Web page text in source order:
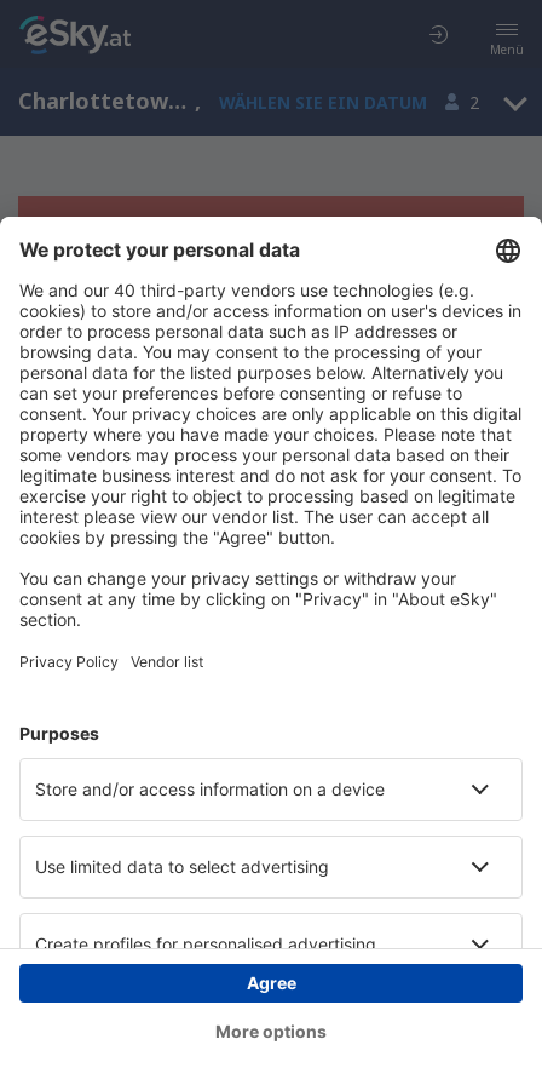
Menü
Charlottetown, Charlottetown Airport, Prinz-Edward-Insel, Kanada (YYG) , WÄHLEN SIE EIN DATUM 2
Es tut uns leid, wir können keine
Ergebnisse aufzeigen
Bitte starten Sie Ihre Suche erneut mit anderen Suchkriterien.
Copyright © eSky.at. Alle Rechte vorbehalten.